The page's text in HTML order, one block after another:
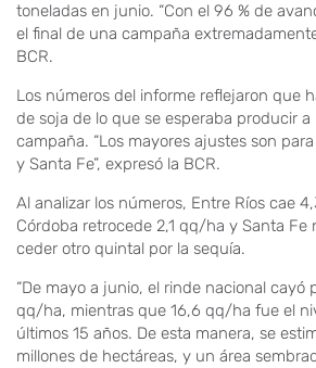
toneladas en junio. “Con el 96 % de
el final de una campaña
BCR.
Los números del informe reflejaron que
de soja de lo que se esperaba producir a
campaña. “Los mayores ajustes son
y Santa Fe”, expresó la BCR.
Al analizar los números, Entre Ríos cae
Córdoba retrocede 2,1 qq/ha y Santa Fe
ceder otro quintal por la sequía.
“De mayo a junio, el rinde nacional cayó
qq/ha, mientras que 16,6 qq/ha fue el
últimos 15 años. De esta manera, se
millones de hectáreas, y un área